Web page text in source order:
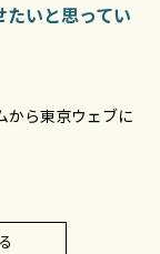
いと思ってい
から東京ウェブに